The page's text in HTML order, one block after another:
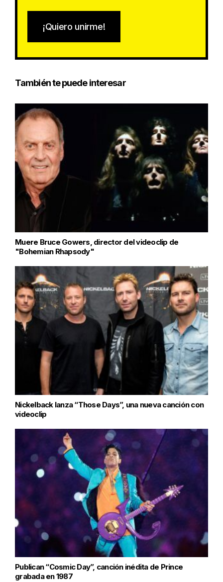
¡Quiero unirme!
También te puede interesar
Muere Bruce Gowers, director del videoclip de
"Bohemian Rhapsody"
Nickelback lanza “Those Days”, una nueva canción con
videoclip
Publican “Cosmic Day”, canción inédita de Prince
grabada en 1987